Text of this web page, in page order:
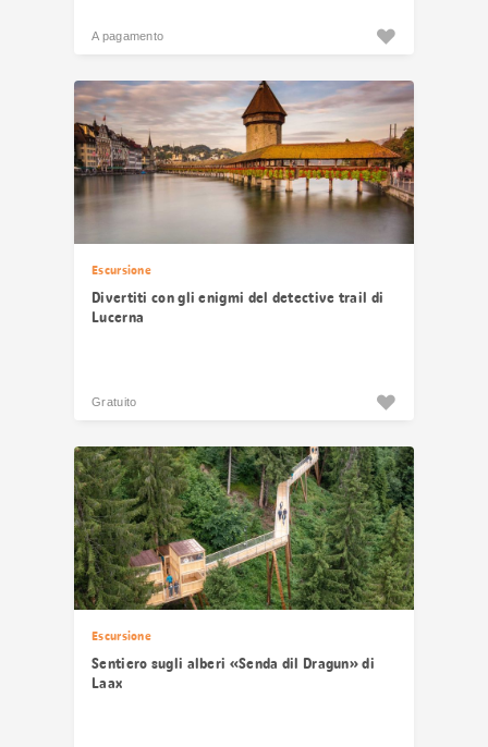
A pagamento
Escursione
Divertiti con gli enigmi del detective trail di
Lucerna
Gratuito
Escursione
Sentiero sugli alberi «Senda dil Dragun» di
Laax